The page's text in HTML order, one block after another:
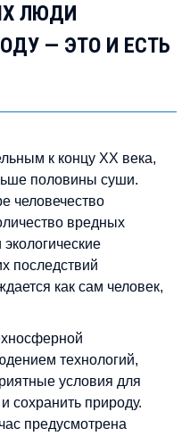
ЛЮДИ
— ЭТО И ЕСТЬ
к концу ХХ века,
половины суши.
человечество
вредных
последствий
как сам человек,
технологий,
условия для
сохранить природу.
предусмотрена